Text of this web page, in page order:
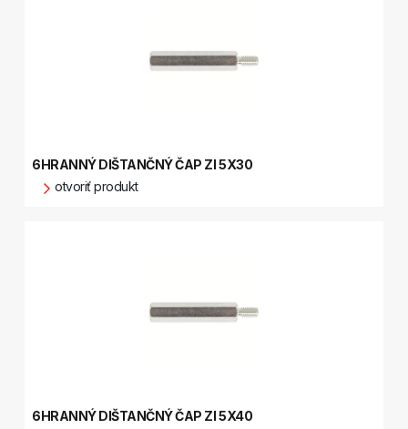
6HRANNÝ DIŠTANČNÝ ČAP ZI 5X30
otvoriť produkt
6HRANNÝ DIŠTANČNÝ ČAP ZI 5X40